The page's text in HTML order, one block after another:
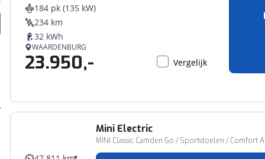
184 pk (135 kW)
234 km
32 kWh
WAARDENBURG
23.950,- Vergelijk
Mini Electric
MINI Classic Camden Go / Sportstoelen / Comfort